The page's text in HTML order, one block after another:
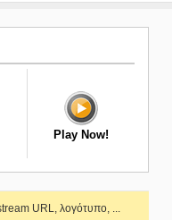
Play Now!
URL, λογότυπο, ...